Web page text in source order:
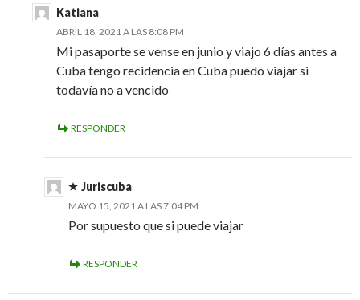
Katiana
ABRIL 18, 2021 A LAS 8:08 PM
Mi pasaporte se vense en junio y viajo 6 días antes a
Cuba tengo recidencia en Cuba puedo viajar si
todavía no a vencido
RESPONDER
Juriscuba
MAYO 15, 2021 A LAS 7:04 PM
Por supuesto que si puede viajar
RESPONDER